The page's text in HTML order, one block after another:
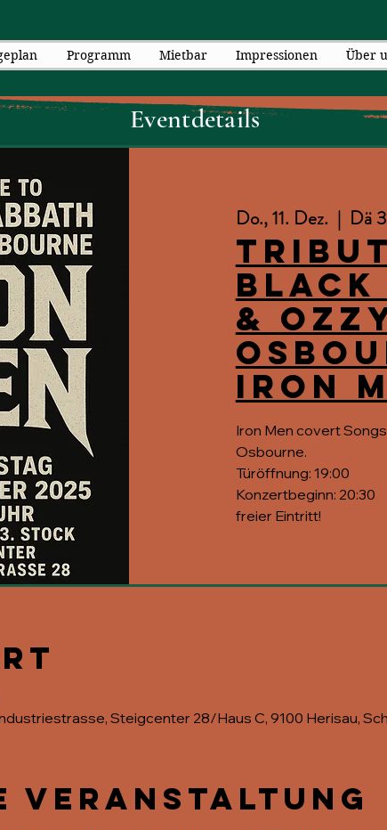
Programm Mietbar Impressionen Über
Eventdetails
Do., 11. Dez.
  |
Dä
Black
&
IRON
Iron Men covert
Osbourne.
Türöffnung: 19:00
Konzertbeginn: 20:30
freier Eintritt!
Steigcenter 28/Haus C, 9100 Herisau,
Veranstaltung